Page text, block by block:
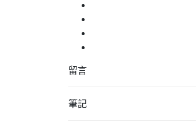
留言
筆記